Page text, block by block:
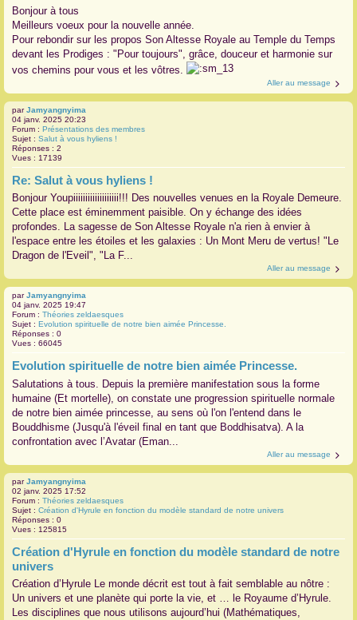
Bonjour à tous
Meilleurs voeux pour la nouvelle année.
Pour rebondir sur les propos Son Altesse Royale au Temple du Temps
devant les Prodiges : "Pour toujours", grâce, douceur et harmonie sur
vos chemins pour vous et les vôtres.
Aller au message
parJamyangnyima
04 janv. 2025 20:23
Forum : Présentations des membres
Sujet : Salut à vous hyliens !
Réponses : 2
Vues : 17139
Re: Salut à vous hyliens !
Bonjour Youpiiiiiiiiiiiiiiiiiii!!! Des nouvelles venues en la Royale Demeure.
Cette place est éminemment paisible. On y échange des idées
profondes. La sagesse de Son Altesse Royale n'a rien à envier à
l'espace entre les étoiles et les galaxies : Un Mont Meru de vertus! "Le
Dragon de l'Eveil", "La F...
Aller au message
parJamyangnyima
04 janv. 2025 19:47
Forum : Théories zeldaesques
Sujet : Evolution spirituelle de notre bien aimée Princesse.
Réponses : 0
Vues : 66045
Evolution spirituelle de notre bien aimée Princesse.
Salutations à tous. Depuis la première manifestation sous la forme
humaine (Et mortelle), on constate une progression spirituelle normale
de notre bien aimée princesse, au sens où l'on l'entend dans le
Bouddhisme (Jusqu'à l'éveil final en tant que Boddhisatva). A la
confrontation avec l’Avatar (Eman...
Aller au message
parJamyangnyima
02 janv. 2025 17:52
Forum : Théories zeldaesques
Sujet : Création d'Hyrule en fonction du modèle standard de notre univers
Réponses : 0
Vues : 125815
Création d'Hyrule en fonction du modèle standard de notre
univers
Création d’Hyrule Le monde décrit est tout à fait semblable au nôtre :
Un univers et une planète qui porte la vie, et … le Royaume d’Hyrule.
Les disciplines que nous utilisons aujourd’hui (Mathématiques,